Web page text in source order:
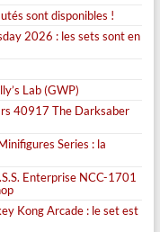
sont disponibles !
2026 : les sets sont en
Lab (GWP)
40917 The Darksaber
Series : la
Enterprise NCC-1701
Kong Arcade : le set est